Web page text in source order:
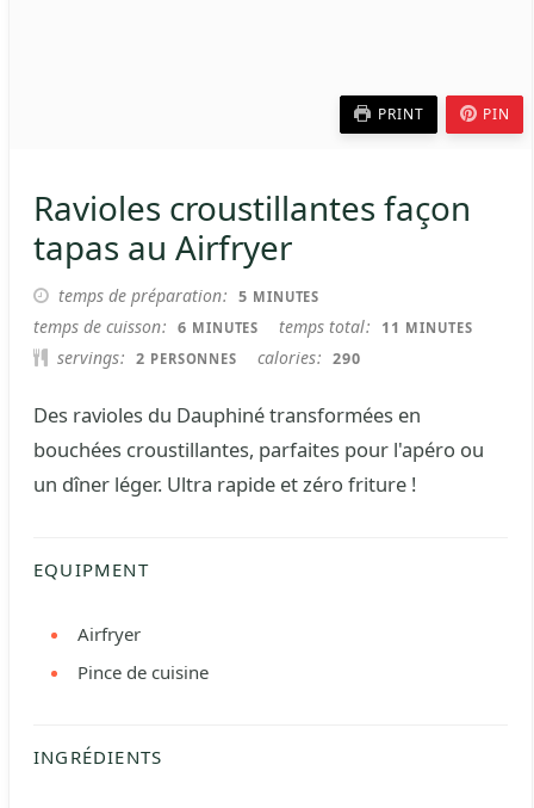
PRINT PIN
Ravioles croustillantes façon
tapas au Airfryer
temps de préparation 5 MINUTES
MINUTES
temps de cuisson 6 MINUTES
MINUTES temps total 11 MINUTES
MINUTES
servings 2 PERSONNES calories 290
Des ravioles du Dauphiné transformées en
bouchées croustillantes, parfaites pour l'apéro ou
un dîner léger. Ultra rapide et zéro friture !
EQUIPMENT
Airfryer
Pince de cuisine
INGRÉDIENTS